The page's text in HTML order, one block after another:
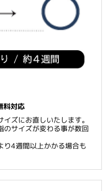
料対応
ズにお直しいたします。
のサイズが変わる事が数回
4週間以上かかる場合も